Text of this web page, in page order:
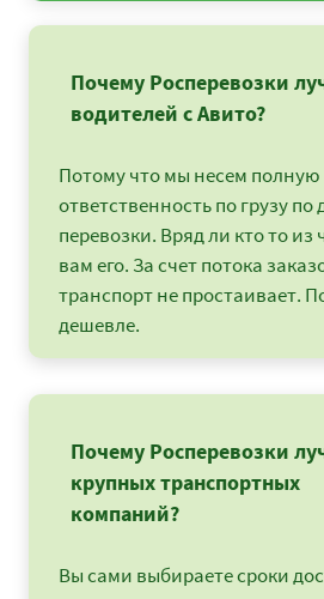
Почему Росперевозки
водителей с Авито?
Потому что мы несем полную
ответственность по грузу по
перевозки. Вряд ли кто то из
вам его. За счет потока
транспорт не простаивает.
дешевле.
Почему Росперевозки
крупных транспортных
компаний?
Вы сами выбираете сроки